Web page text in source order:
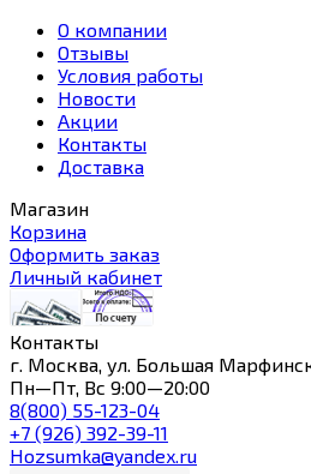
О компании
Отзывы
Условия работы
Новости
Акции
Контакты
Доставка
Магазин
Корзина
Оформить заказ
Личный кабинет
Контакты
г. Москва, ул. Большая
Пн—Пт, Вс 9:00—20:00
8(800) 55-123-04
+7 (926) 392-39-11
Hozsumka@yandex.ru